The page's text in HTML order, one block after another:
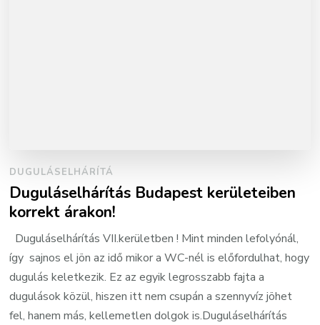
DUGULÁSELHÁRÍTÁ
Duguláselhárítás Budapest kerületeiben
korrekt árakon!
Duguláselhárítás VII.kerületben ! Mint minden lefolyónál,
így sajnos el jön az idő mikor a WC-nél is előfordulhat, hogy
dugulás keletkezik. Ez az egyik legrosszabb fajta a
dugulások közül, hiszen itt nem csupán a szennyvíz jöhet
fel, hanem más, kellemetlen dolgok is.Duguláselhárítás